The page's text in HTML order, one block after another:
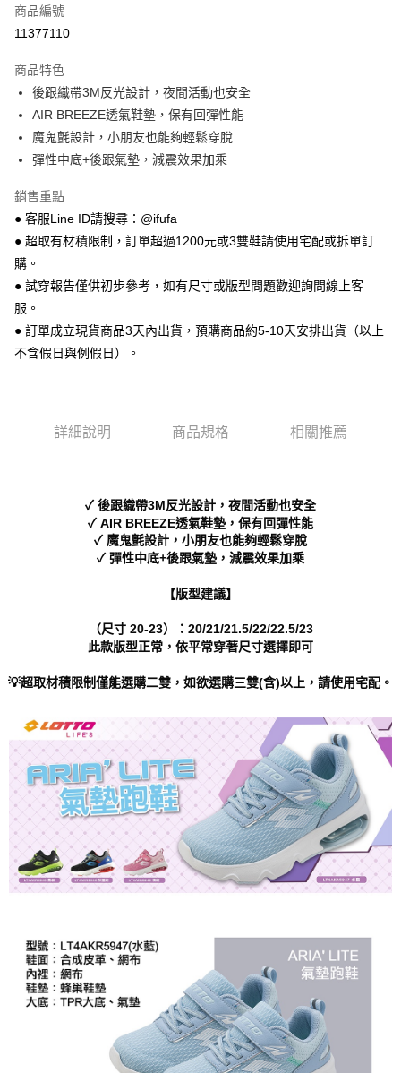
Apple Pay
悠遊付
Google Pay
全盈+PAY
相關說明
【關於「AFTEE先享後付」】
AFTEE先享後付是「在收到商品之後才付款」的支付方式。 讓您購物簡單
１．簡單：不需註冊會員、不需綁卡、不需儲值。
２．便利：只要手機號碼，簡訊認證，即可結帳。
３．安心：先確認商品／服務後，再付款。
【「AFTEE先享後付」結帳流程】
１．於結帳方式選擇「AFTEE先享後付」後，將跳轉至「AFTEE先享後付」
※ 請注意：結帳手續完成當下不需立刻繳費，但若您需要取消訂單，請聯絡
客戶支援中心」 https://netprotections.freshdesk.com/support/home
１．透過由恩沛科技股份有限公司提供之「AFTEE先享後付」服務完成之交
權轉讓予恩沛科技股份有限公司。
https://aftee.tw/terms/#terms3
３．未成年的使用者請事先徵得法定代理人或監護人之同意方可使用
「AFTEE先享後付」，若未經同意申辦者引起之損失，本公司不負相關責
４．使用「AFTEE先享後付」時，將依據個別帳號之用戶狀況，依本公司即
請求用戶進行身份認證。
５．嚴禁一人註冊多個帳號或使用他人資訊註冊。若發現惡意使用之情形，
恩沛科技股份有限公司將有權停止該用戶之使用額度並採取法律行動。
ATM付款
運送方式
全家 取貨付款
每筆NT$70，滿NT$999(含以上)免運費
付款後 全家取貨
每筆NT$70，滿NT$999(含以上)免運費
每筆NT$90，滿NT$999(含以上)免運費
商品編號
11377110
商品特色
後跟織帶3M反光設計，夜間活動也安全
AIR BREEZE透氣鞋墊，保有回彈性能
魔鬼氈設計，小朋友也能夠輕鬆穿脫
彈性中底+後跟氣墊，減震效果加乘
銷售重點
● 客服Line ID請搜尋：@ifufa
● 超取有材積限制，訂單超過1200元或3雙鞋請使用宅配或拆單訂
購。
● 試穿報告僅供初步參考，如有尺寸或版型問題歡迎詢問線上客
服。
● 訂單成立現貨商品3天內出貨，預購商品約5-10天安排出貨（以上
不含假日與例假日）。
詳細說明 商品規格 相關推薦
✓ 後跟織帶3M反光設計，夜間活動也安全
✓ AIR BREEZE透氣鞋墊，保有回彈性能
✓ 魔鬼氈設計，小朋友也能夠輕鬆穿脫
✓ 彈性中底+後跟氣墊，減震效果加乘
【版型建議】
（尺寸 20-23）：20/21/21.5/22/22.5/23
此款版型正常，依平常穿著尺寸選擇即可
💡超取材積限制僅能選購二雙，如欲選購三雙(含)以上，請使用宅配。